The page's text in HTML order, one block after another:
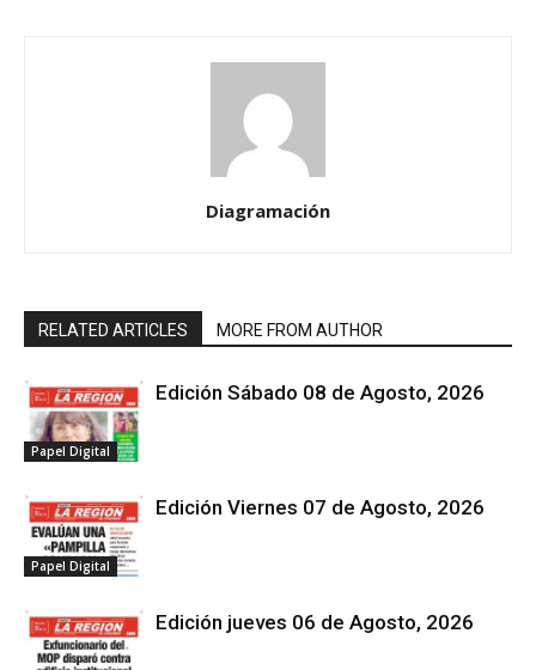
Diagramación
RELATED ARTICLES MORE FROM AUTHOR
Papel Digital
Edición Sábado 08 de Agosto, 2026
Papel Digital
Edición Viernes 07 de Agosto, 2026
Edición jueves 06 de Agosto, 2026